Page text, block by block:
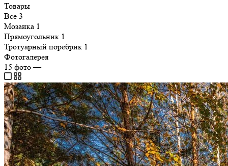
Товары
Все 3
Мозаика 1
Прямоугольник 1
Тротуарный поребрик 1
Фотогалерея
15 фото—